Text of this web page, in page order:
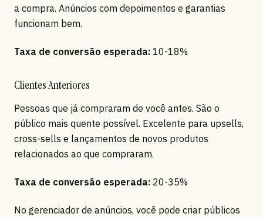
a compra. Anúncios com depoimentos e garantias
funcionam bem.
Taxa de conversão esperada: 10-18%
Clientes Anteriores
Pessoas que já compraram de você antes. São o
público mais quente possível. Excelente para upsells,
cross-sells e lançamentos de novos produtos
relacionados ao que compraram.
Taxa de conversão esperada: 20-35%
No gerenciador de anúncios, você pode criar públicos